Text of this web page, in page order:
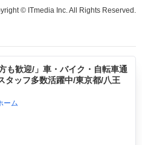
© ITmedia Inc. All Rights Reserved.
も歓迎/」車・バイク・自転車通
タッフ多数活躍中/東京都/八王
ーム